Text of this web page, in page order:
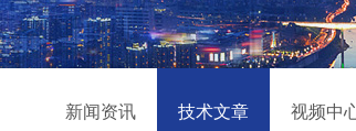
新闻资讯 技术文章 视频中